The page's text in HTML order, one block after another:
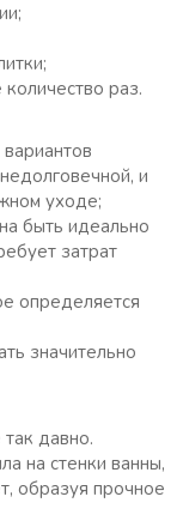
раз.
и
уходе;
быть идеально
затрат
определяется
значительно
давно.
на стенки ванны,
образуя прочное